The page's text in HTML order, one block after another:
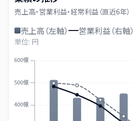
売上高・営業利益・経常利益（直近6年）
売上高（左軸） 営業利益（右軸）
単位: 円
400億
500億
600億